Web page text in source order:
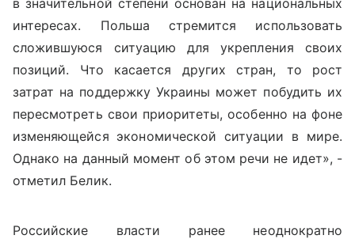
интересах. Польша стремится использовать
сложившуюся ситуацию для укрепления своих
позиций. Что касается других стран, то рост
затрат на поддержку Украины может побудить их
пересмотреть свои приоритеты, особенно на фоне
изменяющейся экономической ситуации в мире.
Однако на данный момент об этом речи не идет», -
отметил Белик.
Российские власти ранее неоднократно